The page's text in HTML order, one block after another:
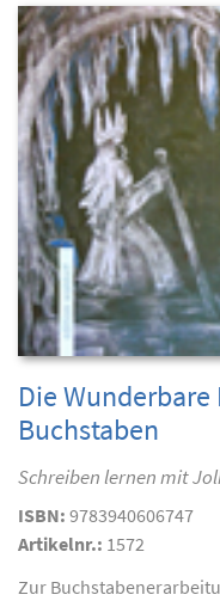
Die
Buchstaben
Schreiben lernen mit
ISBN: 9783940606747
Artikelnr.: 1572
Zur